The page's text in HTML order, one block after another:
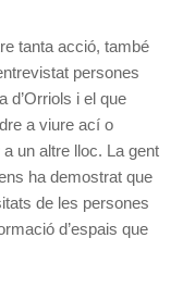
tanta acció, també
persones
d’Orriols i el que
a viure ací o
un altre lloc. La gent
ha demostrat que
de les persones
d’espais que